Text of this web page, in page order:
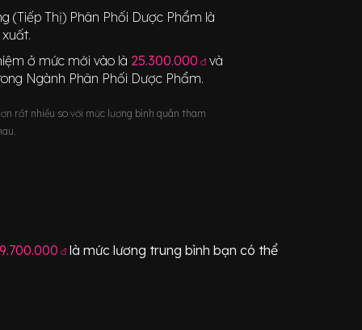
(Tiếp Thị) Phân Phối Dược Phẩm là
ở mức mới vào là 25.300.000 đ và
Ngành Phân Phối Dược Phẩm.
rất nhiều so với mức lương bình quân tham
đlà mức lương trung bình bạn có thể